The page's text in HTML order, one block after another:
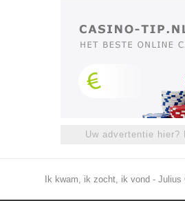
Uw advertentie hier?
Ik kwam, ik zocht, ik vond - Julius